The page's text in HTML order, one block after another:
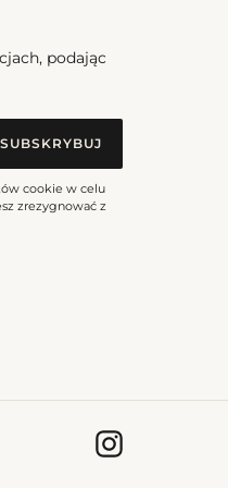
podając
SUBSKRYBUJ
cookie w celu
zrezygnować z
Instagram